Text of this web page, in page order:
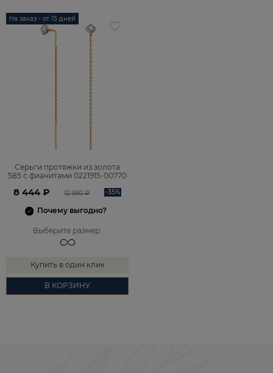
На заказ - от 15 дней
Серьги протяжки из золота
585 с фианитами 0221915-00770
8 444 ₽ 12 990 ₽ -35%
Почему выгодно?
Выберите размер:
Купить в один клик
В КОРЗИНУ